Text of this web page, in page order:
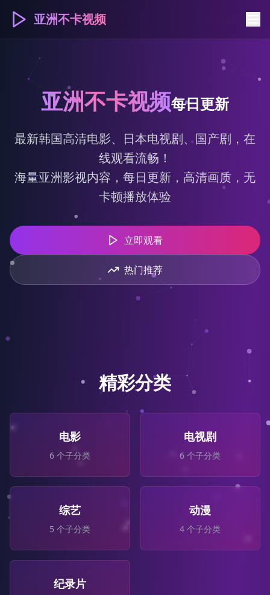
亚洲不卡视频
亚洲不卡视频每日更新
最新韩国高清电影、日本电视剧、国产剧，在
线观看流畅！
海量亚洲影视内容，每日更新，高清画质，无
卡顿播放体验
立即观看
热门推荐
精彩分类
电影
6 个子分类
电视剧
6 个子分类
综艺
5 个子分类
动漫
4 个子分类
纪录片